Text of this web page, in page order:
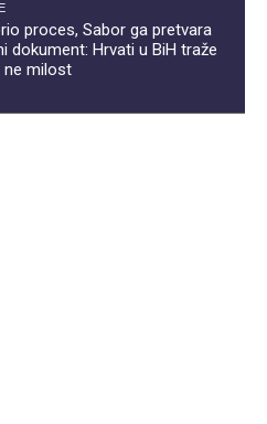
proces, Sabor ga pretvara
dokument: Hrvati u BiH traže
ne milost